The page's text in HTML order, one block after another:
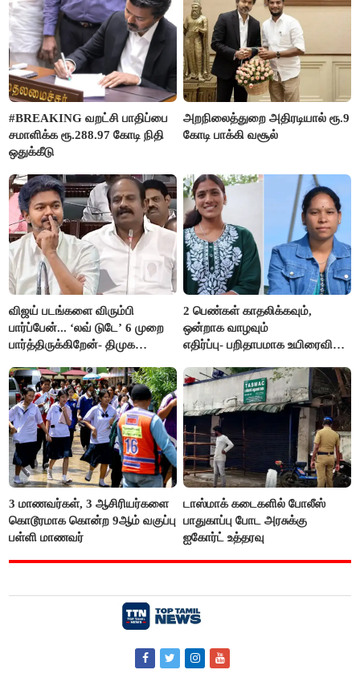
#BREAKING வறட்சி பாதிப்பை
சமாளிக்க ரூ.288.97 கோடி நிதி
ஒதுக்கீடு
அறநிலைத்துறை அதிரடியால் ரூ.9
கோடி பாக்கி வசூல்
விஜய் படங்களை விரும்பி
பார்ப்பேன்... ‘லவ் டுடே’ 6 முறை
பார்த்திருக்கிறேன்- திமுக
2 பெண்கள் காதலிக்கவும்,
ஒன்றாக வாழவும்
எதிர்ப்பு- பறிதாபமாக உயிரைவிட்ட
3 மாணவர்கள், 3 ஆசிரியர்களை
கொடூரமாக கொன்ற 9ஆம் வகுப்பு
பள்ளி மாணவர்
டாஸ்மாக் கடைகளில் போலீஸ்
பாதுகாப்பு போட அரசுக்கு
ஐகோர்ட் உத்தரவு